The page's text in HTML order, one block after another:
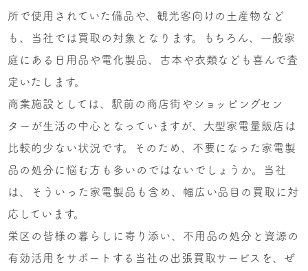
所で使用されていた備品や、観光客向けの土産物など
も、当社では買取の対象となります。もちろん、一般家
庭にある日用品や電化製品、古本や衣類なども喜んで査
定いたします。
商業施設としては、駅前の商店街やショッピングセン
ターが生活の中心となっていますが、大型家電量販店は
比較的少ない状況です。そのため、不要になった家電製
品の処分に悩む方も多いのではないでしょうか。当社
は、そういった家電製品も含め、幅広い品目の買取に対
応しています。
栄区の皆様の暮らしに寄り添い、不用品の処分と資源の
有効活用をサポートする当社の出張買取サービスを、ぜ